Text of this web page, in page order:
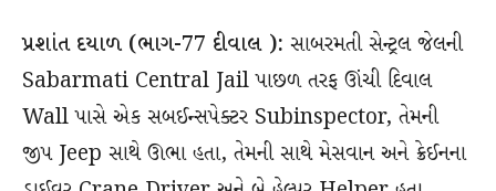
પ્રશાંત દયાળ (ભાગ-77 દીવાલ ): સાબરમતી સેન્ટ્રલ જેલની
Sabarmati Central Jail પાછળ તરફ ઊંચી દિવાલ
Wall પાસે એક સબઈન્સપેક્ટર Subinspector, તેમની
જીપ Jeep સાથે ઊભા હતા, તેમની સાથે મેસવાન અને ક્રેઈનના